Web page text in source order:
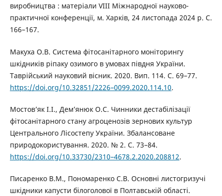
виробництва : матеріали VІІІ Міжнародної науково-
практичної конференції, м. Харків, 24 листопада 2024 р. С.
166–167.
Макуха О.В. Система фітосанітарного моніторингу
шкідників ріпаку озимого в умовах півдня України.
Таврійський науковий вісник. 2020. Вип. 114. С. 69–77.
https://doi.org/10.32851/2226–0099.2020.114.10.
Мостов’як І.І., Дем’янюк О.С. Чинники дестабілізації
фітосанітарного стану агроценозів зернових культур
Центрального Лісостепу України. Збалансоване
природокористування. 2020. № 2. С. 73–84.
https://doi.org/10.33730/2310–4678.2.2020.208812.
Писаренко В.М., Пономаренко С.В. Основні листогризучі
шкідники капусти білоголової в Полтавській області.